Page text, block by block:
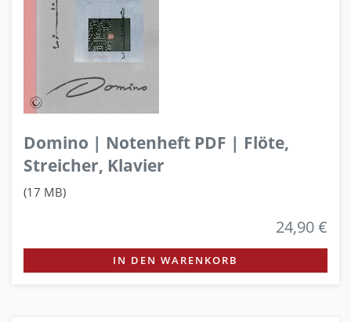
Domino | Notenheft PDF | Flöte,
Streicher, Klavier
(17 MB)
24,90 €
IN DEN WARENKORB